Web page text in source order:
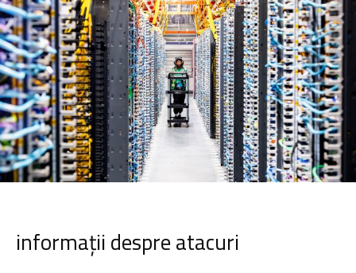
informații despre atacuri